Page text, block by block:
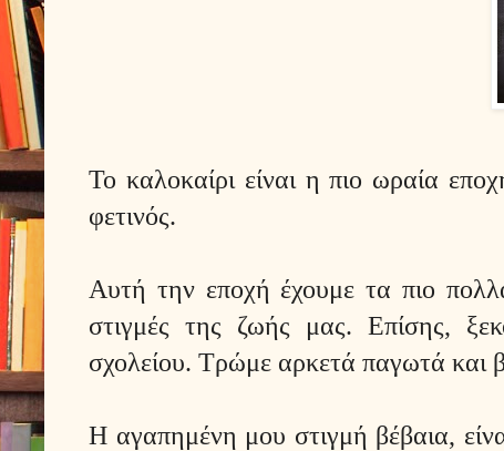
Το καλοκαίρι είναι η πιο ωραία
φετινός.
Αυτή την εποχή έχουμε τα πιο
στιγμές της ζωής μας. Επίσης,
σχολείου. Τρώμε αρκετά παγωτά και
Η αγαπημένη μου στιγμή βέβαια,